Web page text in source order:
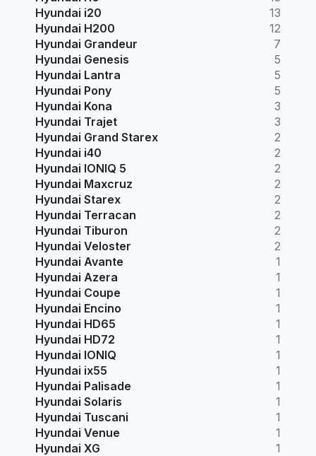
Hyundai i20
13
Hyundai H200
12
Hyundai Grandeur
7
Hyundai Genesis
5
Hyundai Lantra
5
Hyundai Pony
5
Hyundai Kona
3
Hyundai Trajet
3
Hyundai Grand Starex
2
Hyundai i40
2
Hyundai IONIQ 5
2
Hyundai Maxcruz
2
Hyundai Starex
2
Hyundai Terracan
2
Hyundai Tiburon
2
Hyundai Veloster
2
Hyundai Avante
1
Hyundai Azera
1
Hyundai Coupe
1
Hyundai Encino
1
Hyundai HD65
1
Hyundai HD72
1
Hyundai IONIQ
1
Hyundai ix55
1
Hyundai Palisade
1
Hyundai Solaris
1
Hyundai Tuscani
1
Hyundai Venue
1
Hyundai XG
1